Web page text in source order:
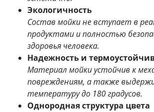
Экологичность
Состав мойки не вступает в
продуктами и полностью
здоровья человека.
Надежность и
Материал мойки устойчив к
повреждениям, а также
температуру до 180 градусов.
Однородная структура цвета